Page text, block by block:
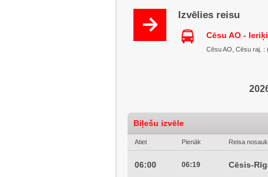
Izvēlies reisu
Cēsu AO - Ieriķi
Cēsu AO, Cēsu raj. :
Biļešu izvēle
Atiet Pienāk Reisa
06:00 06:19 Cēsis-